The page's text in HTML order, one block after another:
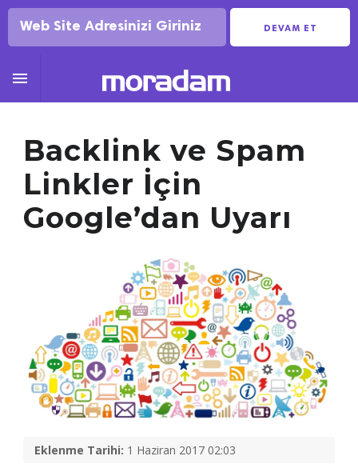
DEVAM ET

Backlink ve Spam
Linkler İçin
Google’dan Uyarı
Eklenme Tarihi: 1 Haziran 2017 02:03